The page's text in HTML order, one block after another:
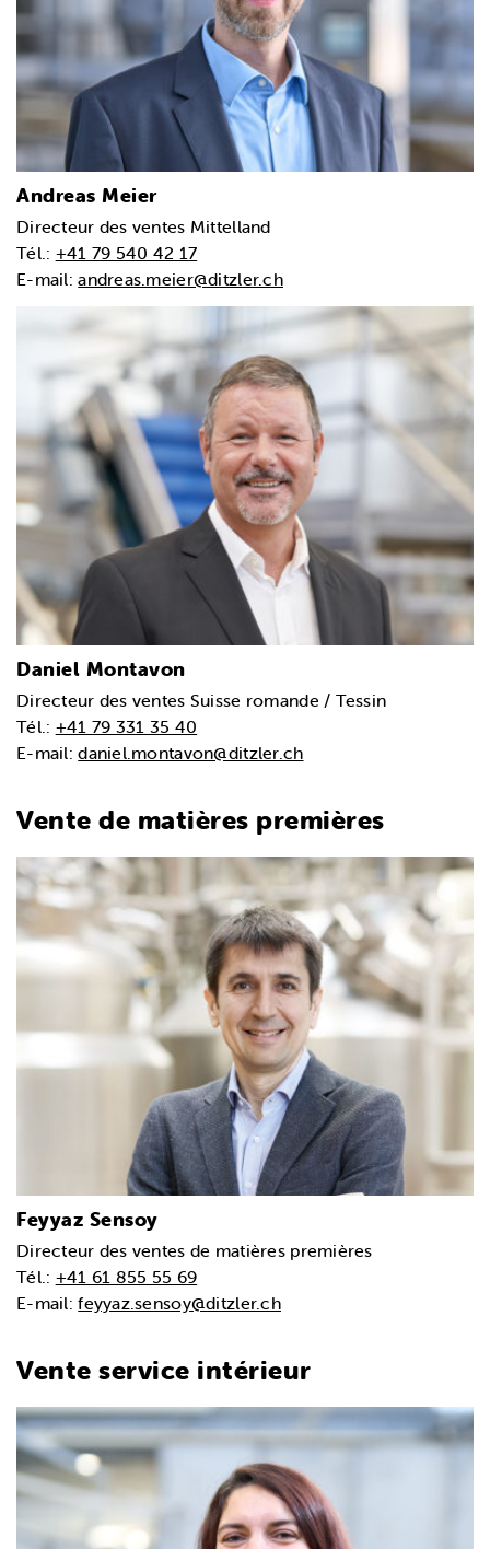
Andreas Meier
Directeur des ventes Mittelland
Tél.: +41 79 540 42 17
E-mail:andreas.meier@ditzler.ch
Daniel Montavon
Directeur des ventes Suisse romande / Tessin
Tél.: +41 79 331 35 40
E-mail:daniel.montavon@ditzler.ch
Vente de matières premières
Feyyaz Sensoy
Directeur des ventes de matières premières
Tél.: +41 61 855 55 69
E-mail:feyyaz.sensoy@ditzler.ch
Vente service intérieur